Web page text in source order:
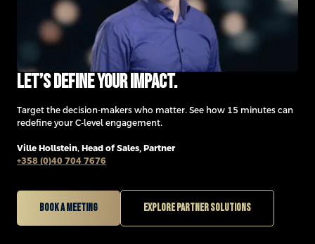
Let’s define your impact.
Target the decision-makers who matter. See how 15 minutes can
redefine your C-level engagement.
Ville Hollstein, Head of Sales, Partner
+358 (0)40 704 7676
Book a meeting Explore partner solutions